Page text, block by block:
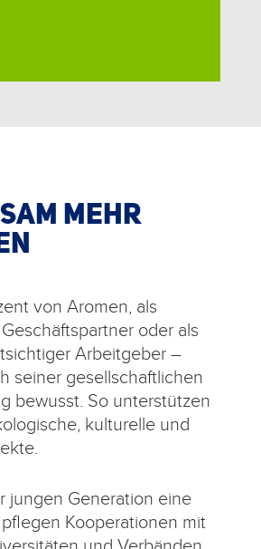
MEHR
von Aromen, als
oder als
Arbeitgeber –
seiner gesellschaftlichen
bewusst. So unterstützen
kulturelle und
jungen Generation eine
Kooperationen mit